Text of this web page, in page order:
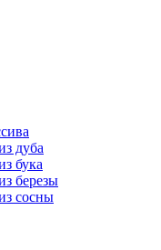
дуба
бука
березы
сосны